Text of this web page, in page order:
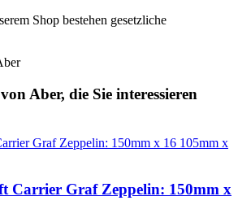
Shop bestehen gesetzliche
Aber, die Sie interessieren
Carrier Graf Zeppelin: 150mm x